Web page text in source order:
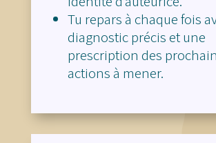
Tu repars à chaque fois
diagnostic précis et une
prescription des
actions à mener.